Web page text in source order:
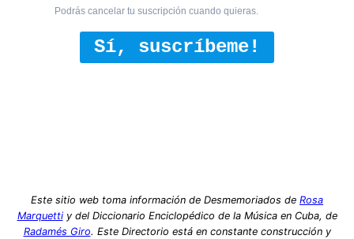
Podrás cancelar tu suscripción cuando quieras.
Sí, suscríbeme!
Este sitio web toma información de Desmemoriados de Rosa
Marquettiy del Diccionario Enciclopédico de la Música en Cuba, de
Radamés Giro. Este Directorio está en constante construcción y